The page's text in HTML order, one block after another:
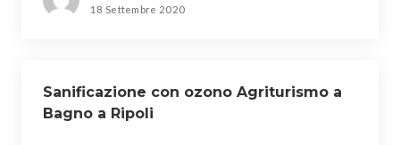
18 Settembre 2020
Sanificazione con ozono Agriturismo a
Bagno a Ripoli